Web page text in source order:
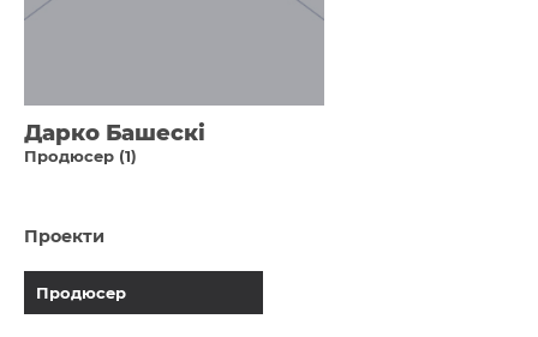
Дарко Башескі
Продюсер (1)
Проекти
Продюсер